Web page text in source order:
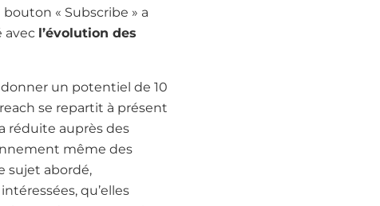
« Subscribe » a
avec l’évolution des
un potentiel de 10
se repartit à présent
réduite auprès des
même des
sujet abordé,
qu’elles